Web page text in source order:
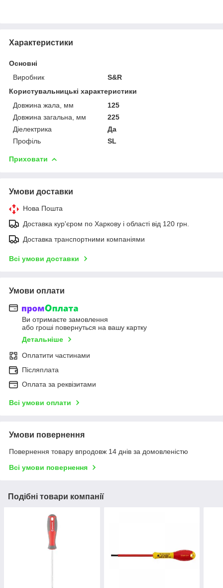
Характеристики
Основні
Виробник
S&R
Користувальницькі характеристики
Довжина жала, мм
125
Довжина загальна, мм
225
Діелектрика
Да
Профіль
SL
Приховати
Умови доставки
Нова Пошта
Доставка кур'єром по Харкову і області від 120 грн.
Доставка транспортними компаніями
Всі умови доставки
Умови оплати
Ви отримаєте замовлення
або гроші повернуться на вашу картку
Детальніше
Оплатити частинами
Післяплата
Оплата за реквізитами
Всі умови оплати
Умови повернення
Повернення товару впродовж 14 днів за домовленістю
Всі умови повернення
Подібні товари компанії